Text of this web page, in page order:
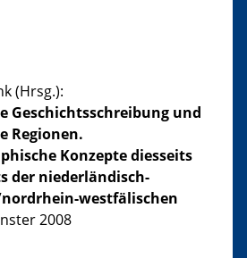
(Hrsg.):
Geschichtsschreibung und
Regionen.
Konzepte diesseits
der niederländisch-
westfälischen
2008